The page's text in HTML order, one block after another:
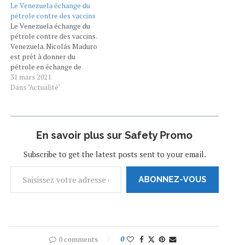
malveillante que cette
pandémie. le début de
l’épidémie, de nombreux
pays s'attellent à la
recherche d’un…
Le Venezuela échange du
pétrole contre des vaccins
Le Venezuela échange du
pétrole contre des vaccins.
Venezuela. Nicolás Maduro
est prêt à donner du
pétrole en échange de
vaccins contre le
coronavirus. Cette stratégie
un discours prononcé
Independent ce 29 mars.
Venezuela a reçu…
31 mars 2021
Dans "Actualité"
En savoir plus sur Safety Promo
Subscribe to get the latest posts sent to your email.
ABONNEZ-VOUS
0 comments 0